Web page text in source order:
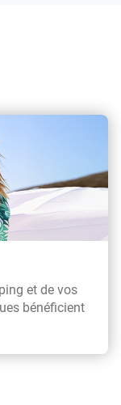
et de vos
bénéficient